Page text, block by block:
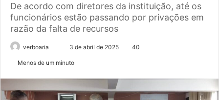
De acordo com diretores da instituição, até os
funcionários estão passando por privações em
razão da falta de recursos
verboaria
Mande
mail
3 de abril de 2025 40
Menos de um minuto